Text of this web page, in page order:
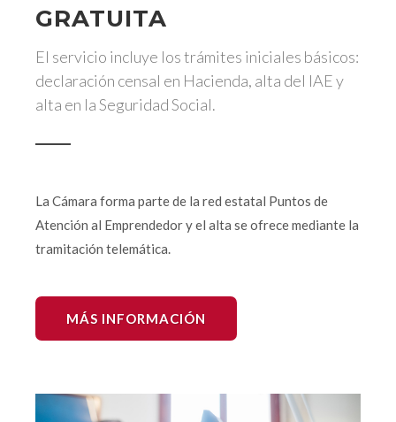
GRATUITA
El servicio incluye los trámites iniciales básicos:
declaración censal en Hacienda, alta del IAE y
alta en la Seguridad Social.
La Cámara forma parte de la red estatal Puntos de
Atención al Emprendedor y el alta se ofrece mediante la
tramitación telemática.
MÁS INFORMACIÓN